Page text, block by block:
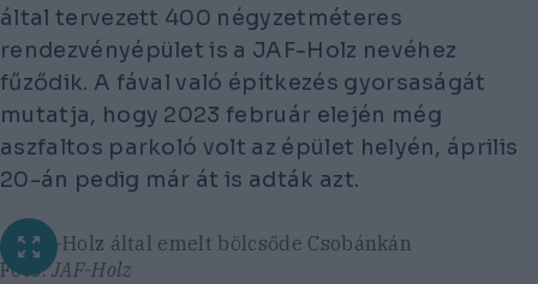
által tervezett 400 négyzetméteres
rendezvényépület is a JAF-Holz nevéhez
fűződik. A fával való építkezés gyorsaságát
mutatja, hogy 2023 február elején még
aszfaltos parkoló volt az épület helyén, április
20-án pedig már át is adták azt.
A JAF-Holz által emelt bölcsőde Csobánkán
Fotó:JAF-Holz